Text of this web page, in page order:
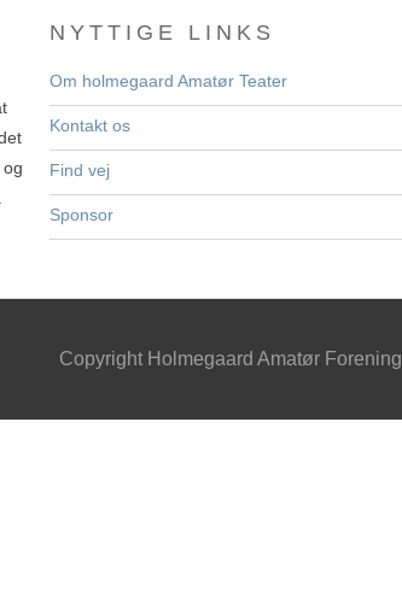
NYTTIGE LINKS
Om holmegaard Amatør Teater
Kontakt os
Find vej
Sponsor
Copyright Holmegaard Amatør Forening